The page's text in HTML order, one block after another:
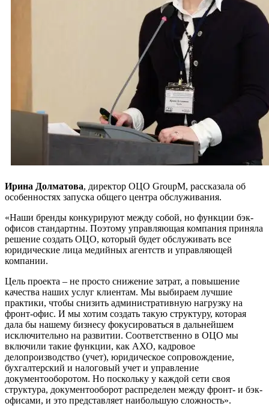
Ирина Долматова, директор ОЦО GroupM, рассказала об
особенностях запуска общего центра обслуживания.
«Наши бренды конкурируют между собой, но функции бэк-
офисов стандартны. Поэтому управляющая компания приняла
решение создать ОЦО, который будет обслуживать все
юридические лица медийных агентств и управляющей
компании.
Цель проекта – не просто снижение затрат, а повышение
качества наших услуг клиентам. Мы выбираем лучшие
практики, чтобы снизить административную нагрузку на
фронт-офис. И мы хотим создать такую структуру, которая
дала бы нашему бизнесу фокусироваться в дальнейшем
исключительно на развитии. Соответственно в ОЦО мы
включили такие функции, как АХО, кадровое
делопроизводство (учет), юридическое сопровождение,
бухгалтерский и налоговый учет и управление
документооборотом. Но поскольку у каждой сети своя
структура, документооборот распределен между фронт- и бэк-
офисами, и это представляет наибольшую сложность».